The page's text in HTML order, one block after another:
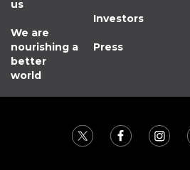
us
We are
nourishing a
better
world
Investors
Press